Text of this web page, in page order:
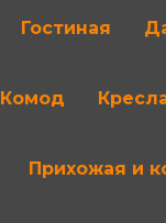
Гостиная
Комод
Прихожая и